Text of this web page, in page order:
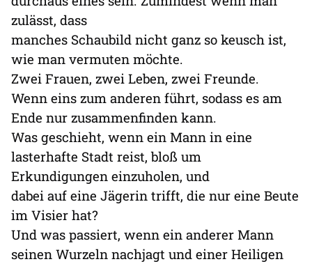
zulässt, dass
manches Schaubild nicht ganz so keusch ist,
wie man vermuten möchte.
Zwei Frauen, zwei Leben, zwei Freunde.
Wenn eins zum anderen führt, sodass es am
Ende nur zusammenfinden kann.
Was geschieht, wenn ein Mann in eine
lasterhafte Stadt reist, bloß um
Erkundigungen einzuholen, und
dabei auf eine Jägerin trifft, die nur eine Beute
im Visier hat?
Und was passiert, wenn ein anderer Mann
seinen Wurzeln nachjagt und einer Heiligen